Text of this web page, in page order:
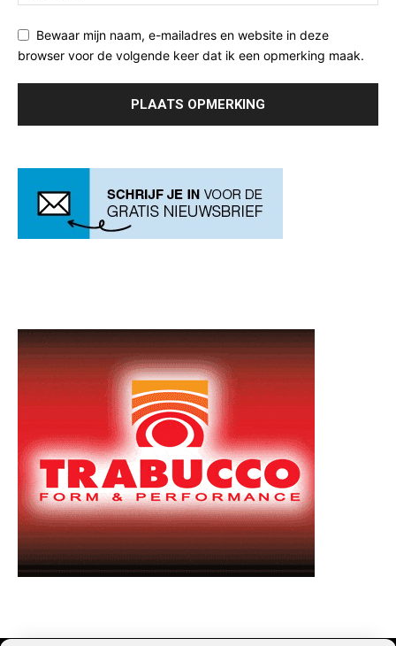
Bewaar mijn naam, e-mailadres en website in deze
browser voor de volgende keer dat ik een opmerking maak.